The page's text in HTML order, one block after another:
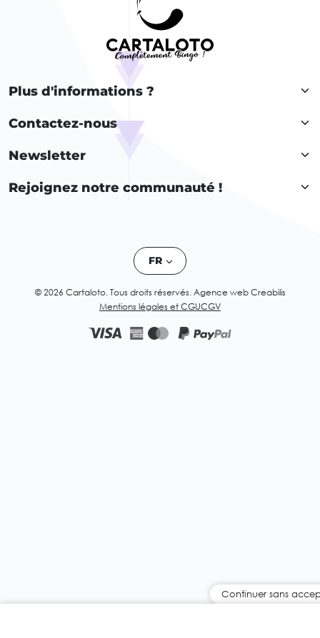
Plus d'informations ?
Contactez-nous
Newsletter
Rejoignez notre communauté !
FR
© 2026 Cartaloto. Tous droits réservés. Agence web Creabilis
Mentions légales et CGUCGV
Continuer sans